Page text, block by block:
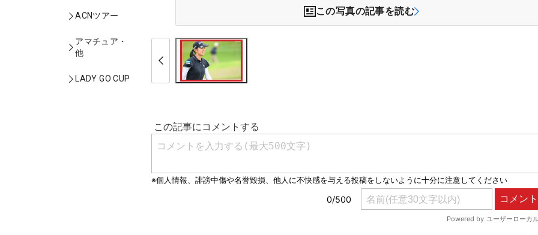
ACNツアー
アマチュア・
他
LADY GO CUP
この写真の記事を読む